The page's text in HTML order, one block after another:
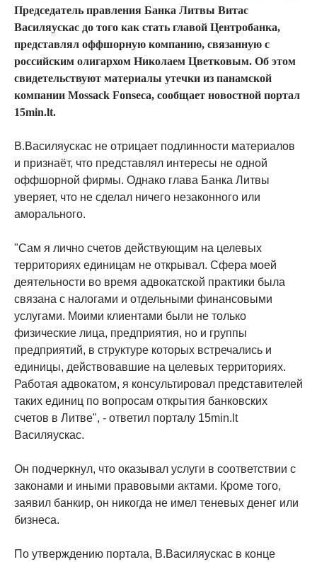
Председатель правления Банка Литвы Витас
Василяускас до того как стать главой Центробанка,
представлял оффшорную компанию, связанную с
российским олигархом Николаем Цветковым. Об этом
свидетельствуют материалы утечки из панамской
компании Mossack Fonseca, сообщает новостной портал
15min.lt.
В.Василяускас не отрицает подлинности материалов
и признаёт, что представлял интересы не одной
оффшорной фирмы. Однако глава Банка Литвы
уверяет, что не сделал ничего незаконного или
аморального.
"Сам я лично счетов действующим на целевых
территориях единицам не открывал. Сфера моей
деятельности во время адвокатской практики была
связана с налогами и отдельными финансовыми
услугами. Моими клиентами были не только
физические лица, предприятия, но и группы
предприятий, в структуре которых встречались и
единицы, действовавшие на целевых территориях.
Работая адвокатом, я консультировал представителей
таких единиц по вопросам открытия банковских
счетов в Литве", - ответил порталу 15min.lt
Василяускас.
Он подчеркнул, что оказывал услуги в соответствии с
законами и иными правовыми актами. Кроме того,
заявил банкир, он никогда не имел теневых денег или
бизнеса.
По утверждению портала, В.Василяускас в конце